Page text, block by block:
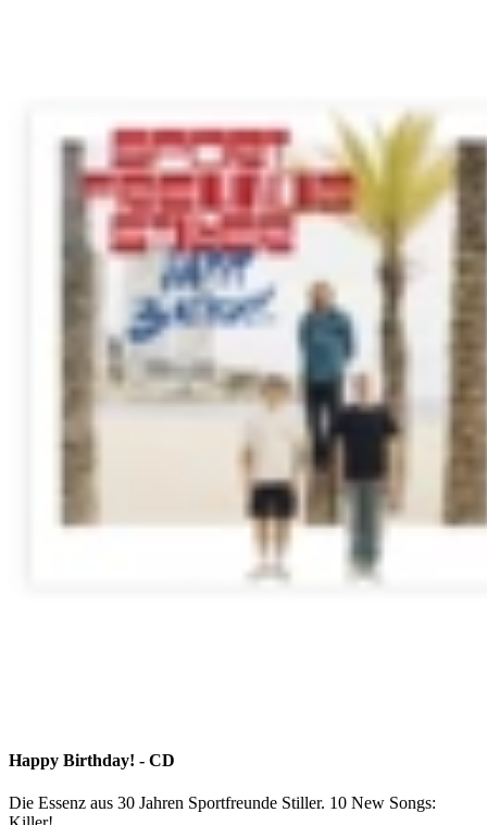
Happy Birthday! - CD
Die Essenz aus 30 Jahren Sportfreunde Stiller. 10 New Songs: